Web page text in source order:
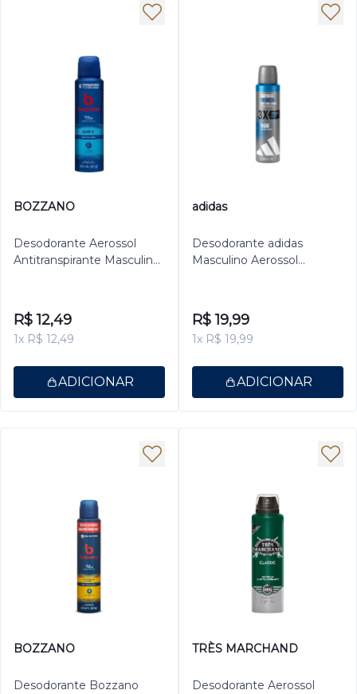
BOZZANO
Desodorante Aerossol
Antitranspirante Masculino
R$ 12,49
1x R$ 12,49
ADICIONAR
adidas
Desodorante adidas
Masculino Aerossol
R$ 19,99
1x R$ 19,99
ADICIONAR
BOZZANO
Desodorante Bozzano
TRÈS MARCHAND
Desodorante Aerossol